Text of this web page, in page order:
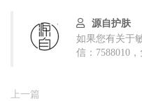
源自护肤
如果您有关于
信：7588010
上一篇